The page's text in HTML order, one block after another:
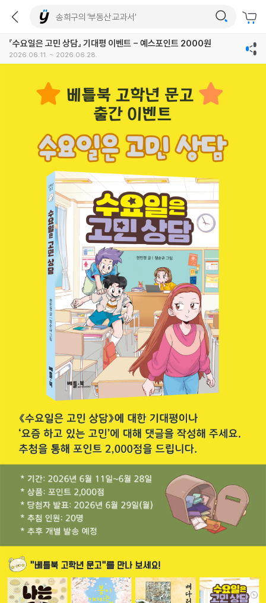
『수요일은 고민 상담』 기대평 이벤트 - 예스포인트 2000원
2026.06.11. ~ 2026.06.28.